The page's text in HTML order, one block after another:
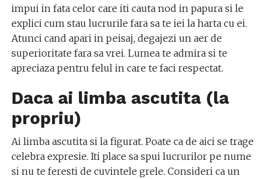
impui in fata celor care iti cauta nod in papura si le
explici cum stau lucrurile fara sa te iei la harta cu ei.
Atunci cand apari in peisaj, degajezi un aer de
superioritate fara sa vrei. Lumea te admira si te
apreciaza pentru felul in care te faci respectat.
Daca ai limba ascutita (la
propriu)
Ai limba ascutita si la figurat. Poate ca de aici se trage
celebra expresie. Iti place sa spui lucrurilor pe nume
si nu te feresti de cuvintele grele. Consideri ca un